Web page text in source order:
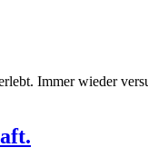
Immer wieder